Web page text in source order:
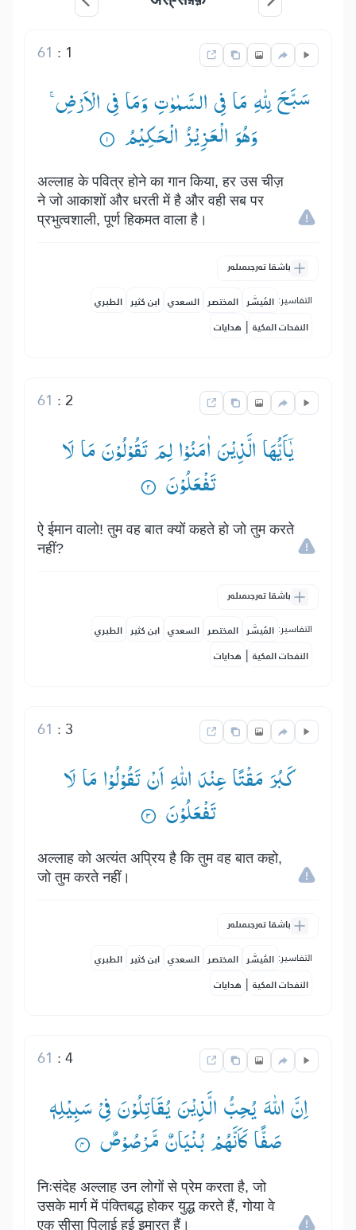
1
:
61
سَبَّحَ لِلّٰهِ مَا فِی السَّمٰوٰتِ وَمَا فِی الْاَرْضِ ۚ—
وَهُوَ الْعَزِیْزُ الْحَكِیْمُ ۟
अल्लाह के पवित्र होने का गान किया, हर उस चीज़
ने जो आकाशों और धरती में है और वही सब पर
प्रभुत्वशाली, पूर्ण हिकमत वाला है।
باشقا تەرجىمىلەر
التفاسير: المُيسَّر المختصر السعدي ابن كثير الطبري
النفحات المكية | هدايات
2
:
61
یٰۤاَیُّهَا الَّذِیْنَ اٰمَنُوْا لِمَ تَقُوْلُوْنَ مَا لَا
تَفْعَلُوْنَ ۟
ऐ ईमान वालो! तुम वह बात क्यों कहते हो जो तुम करते
नहीं?
باشقا تەرجىمىلەر
التفاسير: المُيسَّر المختصر السعدي ابن كثير الطبري
النفحات المكية | هدايات
3
:
61
كَبُرَ مَقْتًا عِنْدَ اللّٰهِ اَنْ تَقُوْلُوْا مَا لَا
تَفْعَلُوْنَ ۟
अल्लाह को अत्यंत अप्रिय है कि तुम वह बात कहो,
जो तुम करते नहीं।
باشقا تەرجىمىلەر
التفاسير: المُيسَّر المختصر السعدي ابن كثير الطبري
النفحات المكية | هدايات
4
:
61
اِنَّ اللّٰهَ یُحِبُّ الَّذِیْنَ یُقَاتِلُوْنَ فِیْ سَبِیْلِهٖ
صَفًّا كَاَنَّهُمْ بُنْیَانٌ مَّرْصُوْصٌ ۟
निःसंदेह अल्लाह उन लोगों से प्रेम करता है, जो
उसके मार्ग में पंक्तिबद्ध होकर युद्ध करते हैं, गोया वे
एक सीसा पिलाई हुई इमारत हैं।